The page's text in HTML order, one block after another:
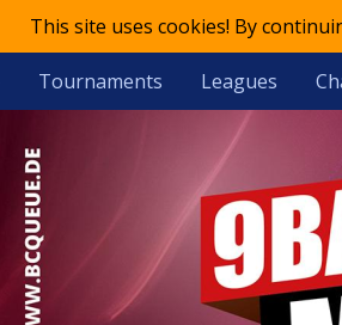
This site uses cookies! By
Tournaments Leagues